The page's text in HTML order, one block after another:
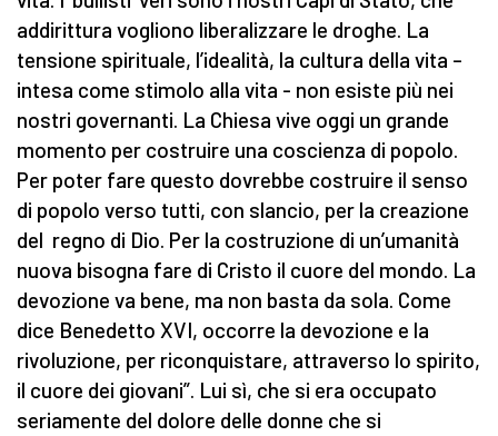
addirittura vogliono liberalizzare le droghe. La
tensione spirituale, l’idealità, la cultura della vita –
intesa come stimolo alla vita - non esiste più nei
nostri governanti. La Chiesa vive oggi un grande
momento per costruire una coscienza di popolo.
Per poter fare questo dovrebbe costruire il senso
di popolo verso tutti, con slancio, per la creazione
del regno di Dio. Per la costruzione di un’umanità
nuova bisogna fare di Cristo il cuore del mondo. La
devozione va bene, ma non basta da sola. Come
dice Benedetto XVI, occorre la devozione e la
rivoluzione, per riconquistare, attraverso lo spirito,
il cuore dei giovani”. Lui sì, che si era occupato
seriamente del dolore delle donne che si